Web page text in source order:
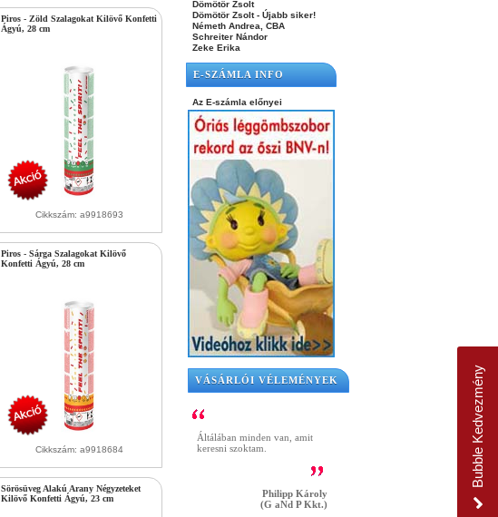
Piros - Zöld Szalagokat Kilövő Konfetti
Ágyú, 28 cm
Cikkszám: a9918693
Piros - Sárga Szalagokat Kilövő
Konfetti Ágyú, 28 cm
Cikkszám: a9918684
Sörösüveg Alakú Arany Négyzeteket
Kilövő Konfetti Ágyú, 23 cm
Dömötör Zsolt
Dömötör Zsolt - Újabb siker!
Németh Andrea, CBA
Schreiter Nándor
Zeke Erika
E-SZÁMLA INFO
Az E-számla előnyei
VÁSÁRLÓI VÉLEMÉNYEK
Áltálában minden van, amit
keresni szoktam.
Philipp Károly
(G aNd P Kkt.)
Bubble Kedvezmény